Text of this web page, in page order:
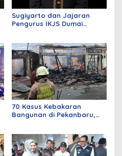
Sugiyarto dan Jajaran
Pengurus IKJS Dumai
70 Kasus Kebakaran
Bangunan di Pekanbaru,